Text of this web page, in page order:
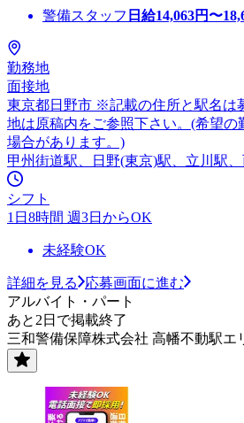
警備スタッフ 日給14,063円〜
勤務地
面接地
東京都日野市 ※記載の住所と駅名は
地は原稿内をご参照下さい。(希望の
場合があります。)
甲州街道駅、日野(東京)駅、立川駅
シフト
1日8時間 週3日からOK
未経験OK
詳細を見る
応募画面に進む
アルバイト・パート
あと2日で掲載終了
三和警備保障株式会社 高幡不動駅エ